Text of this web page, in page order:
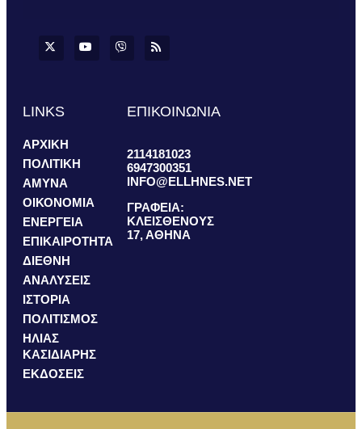
LINKS
ΑΡΧΙΚΗ
ΠΟΛΙΤΙΚΗ
ΑΜΥΝΑ
ΟΙΚΟΝΟΜΙΑ
ΕΝΕΡΓΕΙΑ
ΕΠΙΚΑΙΡΟΤΗΤΑ
ΔΙΕΘΝΗ
ΑΝΑΛΥΣΕΙΣ
ΙΣΤΟΡΙΑ
ΠΟΛΙΤΙΣΜΟΣ
ΗΛΙΑΣ
ΚΑΣΙΔΙΑΡΗΣ
ΕΚΔΟΣΕΙΣ
ΕΠΙΚΟΙΝΩΝΙΑ
2114181023
6947300351
INFO@ELLHNES.NET
ΓΡΑΦΕΙΑ:
ΚΛΕΙΣΘΕΝΟΥΣ
17, ΑΘΗΝΑ